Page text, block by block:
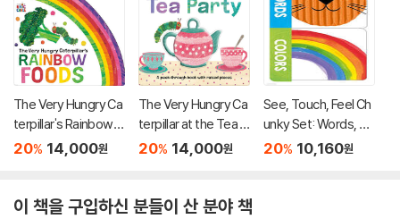
The Very Hungry Ca
terpillar's Rainbow F
oods
20% 14,000원
The Very Hungry Ca
terpillar at the Tea P
arty
20% 14,000원
See, Touch, Feel Ch
unky Set: Words, Nu
mbers and Colors
20% 10,160원
이 책을 구입하신 분들이 산 분야 책